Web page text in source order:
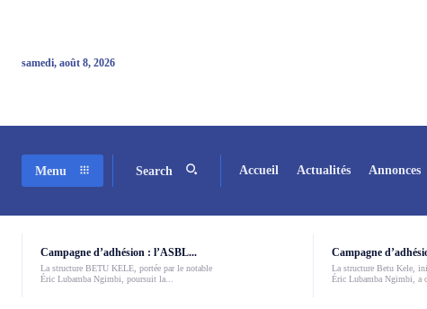
samedi, août 8, 2026
Menu Search Accueil Actualités Annonces
Campagne d’adhésion : l’ASBL...
La structure BETU KELE, portée par le notable
Éric Lubamba Ngimbi, poursuit la...
Campagne
La structure Betu Kele,
Éric Lubamba Ngimbi, a